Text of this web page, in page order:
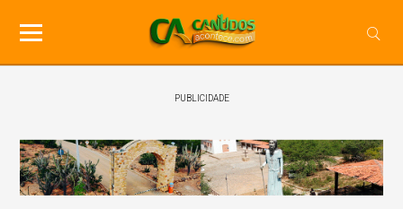
PUBLICIDADE